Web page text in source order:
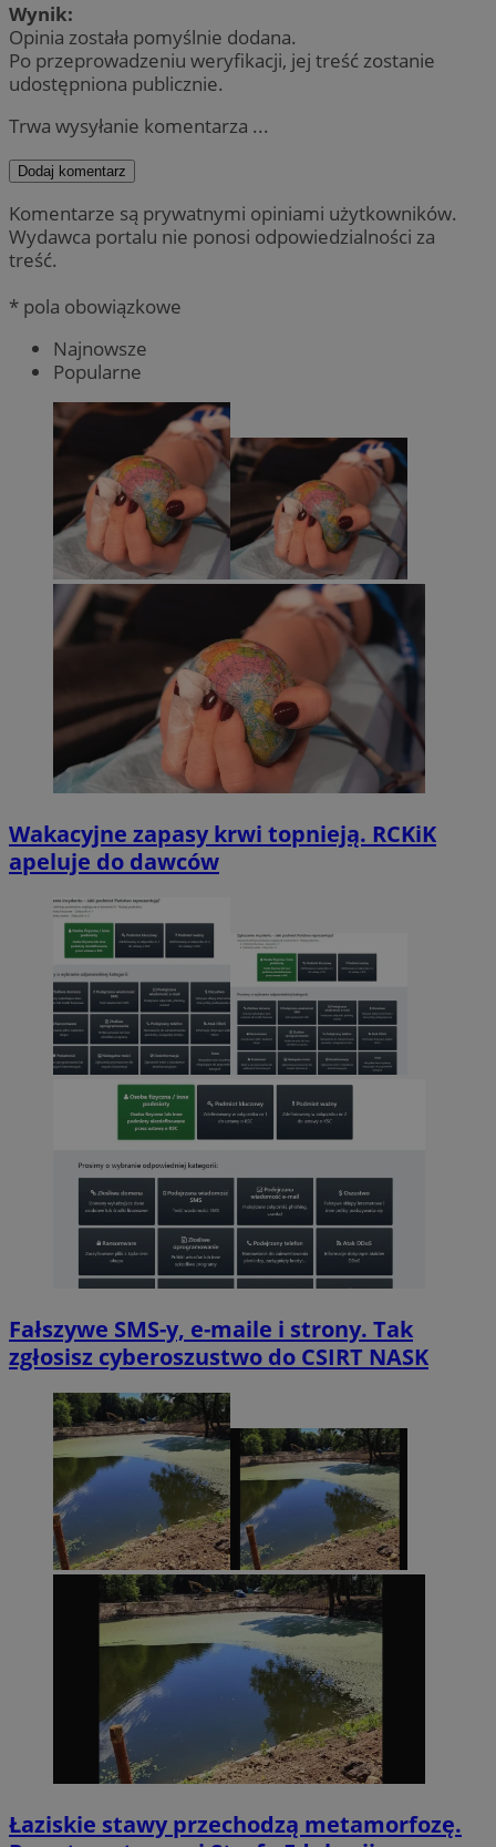
Wynik:
Opinia została pomyślnie dodana.
Po przeprowadzeniu weryfikacji, jej treść zostanie
udostępniona publicznie.
Trwa wysyłanie komentarza ...
Dodaj komentarz
Komentarze są prywatnymi opiniami użytkowników.
Wydawca portalu nie ponosi odpowiedzialności za
treść.
* pola obowiązkowe
Najnowsze
Popularne
Wakacyjne zapasy krwi topnieją. RCKiK
apeluje do dawców
Fałszywe SMS-y, e-maile i strony. Tak
zgłosisz cyberoszustwo do CSIRT NASK
Łaziskie stawy przechodzą metamorfozę.